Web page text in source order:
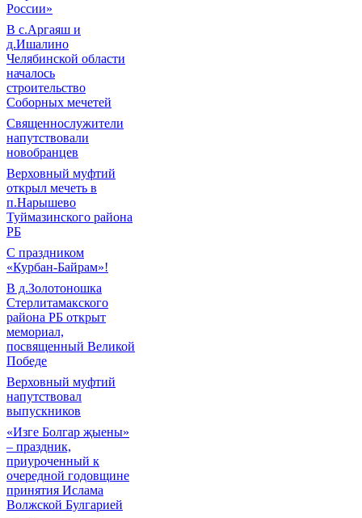
России»
В с.Аргаяш и
д.Ишалино
Челябинской области
началось
строительство
Соборных мечетей
Священнослужители
напутствовали
новобранцев
Верховный муфтий
открыл мечеть в
п.Нарышево
Туймазинского района
РБ
С праздником
«Курбан-Байрам»!
В д.Золотоношка
Стерлитамакского
района РБ открыт
мемориал,
посвященный Великой
Победе
Верховный муфтий
напутствовал
выпускников
«Изге Болгар җыены»
– праздник,
приуроченный к
очередной годовщине
принятия Ислама
Волжской Булгарией